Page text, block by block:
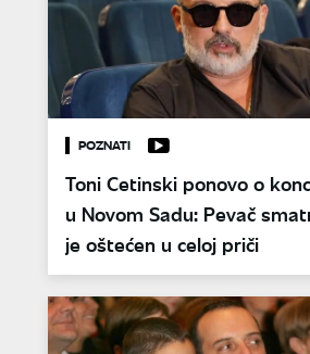
POZNATI
Toni Cetinski ponovo o
u Novom Sadu: Pevač
je oštećen u celoj priči